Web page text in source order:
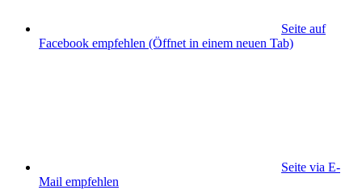
Seite auf
Facebook empfehlen (Öffnet in einem neuen Tab)
Seite via E-
Mail empfehlen